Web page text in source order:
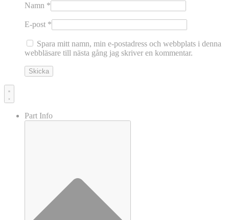
Namn *
E-post *
Spara mitt namn, min e-postadress och webbplats i denna
webbläsare till nästa gång jag skriver en kommentar.
Part Info